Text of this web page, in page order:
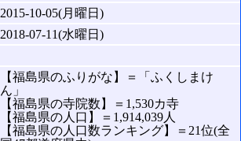
2015-10-05(月曜日)
2018-07-11(水曜日)
【福島県のふりがな】＝「ふくしまけ
ん」
【福島県の寺院数】＝1,530カ寺
【福島県の人口】＝1,914,039人
【福島県の人口数ランキング】＝21位(全